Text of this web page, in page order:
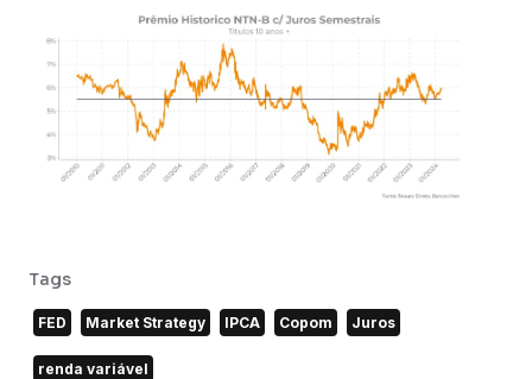
Tags
FED Market Strategy IPCA Copom Juros
renda variável